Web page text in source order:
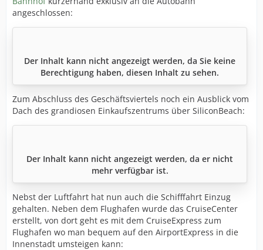
angeschlossen:
Der Inhalt kann nicht angezeigt werden, da Sie keine
Berechtigung haben, diesen Inhalt zu sehen.
Zum Abschluss des Geschäftsviertels noch ein Ausblick vom
Dach des grandiosen Einkaufszentrums über SiliconBeach:
Der Inhalt kann nicht angezeigt werden, da er nicht
mehr verfügbar ist.
Nebst der Luftfahrt hat nun auch die Schifffahrt Einzug
gehalten. Neben dem Flughafen wurde das CruiseCenter
erstellt, von dort geht es mit dem CruiseExpress zum
Flughafen wo man bequem auf den AirportExpress in die
Innenstadt umsteigen kann: